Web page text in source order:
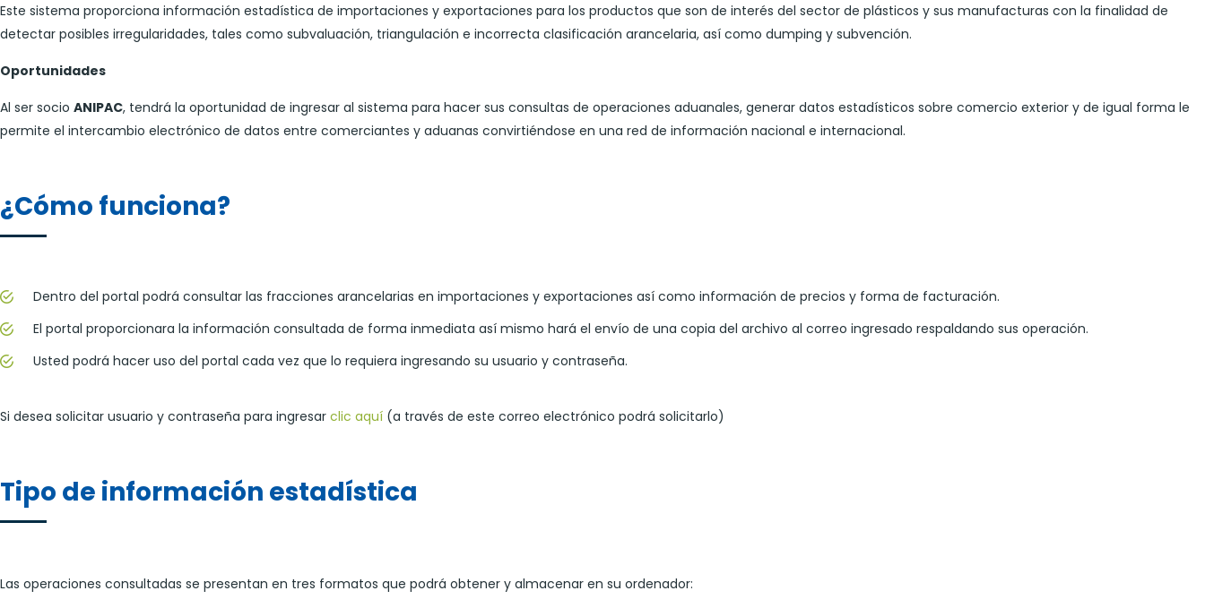
Este sistema proporciona información estadística de importaciones y exportaciones para los productos que son de interés del sector de plásticos y sus manufacturas con la finalidad de
detectar posibles irregularidades, tales como subvaluación, triangulación e incorrecta clasificación arancelaria, así como dumping y subvención.
Oportunidades
Al ser socio ANIPAC, tendrá la oportunidad de ingresar al sistema para hacer sus consultas de operaciones aduanales, generar datos estadísticos sobre comercio exterior y de igual forma le
permite el intercambio electrónico de datos entre comerciantes y aduanas convirtiéndose en una red de información nacional e internacional.
¿Cómo funciona?
Dentro del portal podrá consultar las fracciones arancelarias en importaciones y exportaciones así como información de precios y forma de facturación.
El portal proporcionara la información consultada de forma inmediata así mismo hará el envío de una copia del archivo al correo ingresado respaldando sus operación.
Usted podrá hacer uso del portal cada vez que lo requiera ingresando su usuario y contraseña.
Si desea solicitar usuario y contraseña para ingresar clic aquí (a través de este correo electrónico podrá solicitarlo)
Tipo de información estadística
Las operaciones consultadas se presentan en tres formatos que podrá obtener y almacenar en su ordenador: